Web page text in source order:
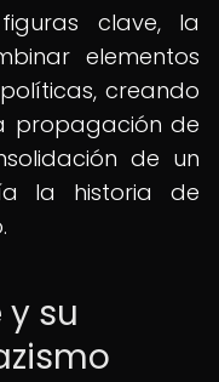
clave, la
elementos
creando
propagación de
de un
la historia de
y su